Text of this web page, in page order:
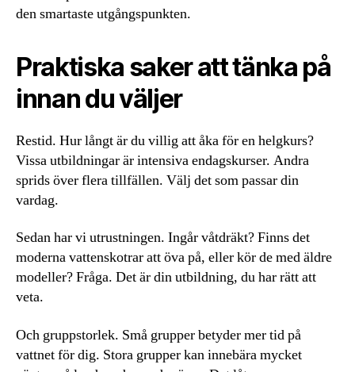
den smartaste utgångspunkten.
Praktiska saker att tänka på
innan du väljer
Restid. Hur långt är du villig att åka för en helgkurs?
Vissa utbildningar är intensiva endagskurser. Andra
sprids över flera tillfällen. Välj det som passar din
vardag.
Sedan har vi utrustningen. Ingår våtdräkt? Finns det
moderna vattenskotrar att öva på, eller kör de med äldre
modeller? Fråga. Det är din utbildning, du har rätt att
veta.
Och gruppstorlek. Små grupper betyder mer tid på
vattnet för dig. Stora grupper kan innebära mycket